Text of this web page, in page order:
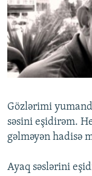
FOTOQALEREYA
İNFOQRAFIKA
KARIKATURA
OXU ZALI
AZƏRBAYCAN
İSLAM VƏ
İZ - MƏDƏNIYYƏT
HAQQIMIZDA
MISSIYAMIZ
PEŞƏ ETIKASI VƏ
BIZIMLƏ ƏLAQƏ
XƏBƏR
BIZI IZLƏ
Gözlərimi
səsini eşidirəm.
gəlməyən hadisə
Ayaq səslərini